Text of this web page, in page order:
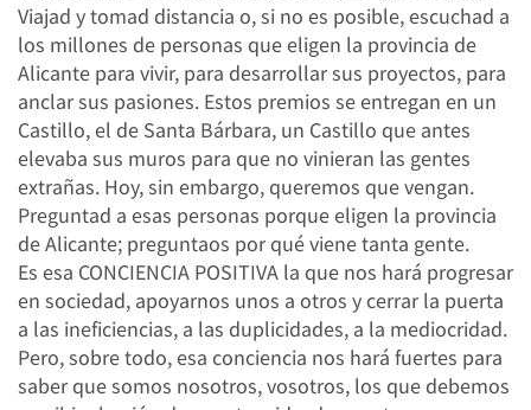
Viajad y tomad distancia o, si no es posible, escuchad a
los millones de personas que eligen la provincia de
Alicante para vivir, para desarrollar sus proyectos, para
anclar sus pasiones. Estos premios se entregan en un
Castillo, el de Santa Bárbara, un Castillo que antes
elevaba sus muros para que no vinieran las gentes
extrañas. Hoy, sin embargo, queremos que vengan.
Preguntad a esas personas porque eligen la provincia
de Alicante; preguntaos por qué viene tanta gente.
Es esa CONCIENCIA POSITIVA la que nos hará progresar
en sociedad, apoyarnos unos a otros y cerrar la puerta
a las ineficiencias, a las duplicidades, a la mediocridad.
Pero, sobre todo, esa conciencia nos hará fuertes para
saber que somos nosotros, vosotros, los que debemos